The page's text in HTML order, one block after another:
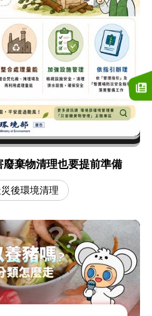
廢棄物清理也要提前準備
後環境清理